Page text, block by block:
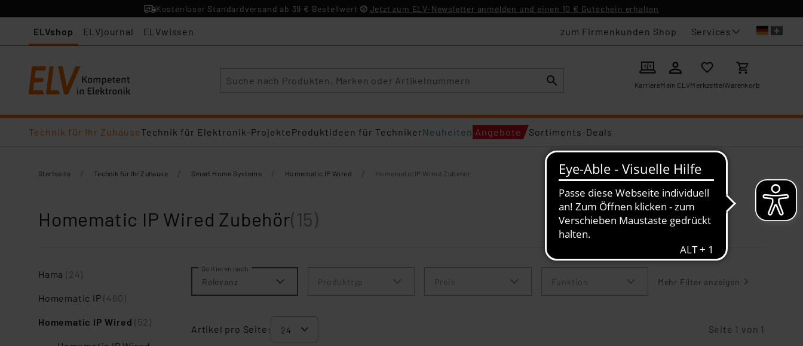
Kostenloser Standardversand ab 39 € Bestellwert Jetzt zum ELV-Newsletter anmelden und einen 10 € Gutschein erhalten
ELVshop ELVjournal ELVwissen zum Firmenkunden Shop Services
KarriereMein ELVMerkzettelWarenkorb
Technik für Ihr ZuhauseTechnik für Elektronik-ProjekteProduktideen für TechnikerNeuheiten Angebote Sortiments-Deals
Startseite / Technik für Ihr Zuhause / Smart Home Systeme / Homematic IP Wired / Homematic IP Wired Zubehör
Homematic IP Wired Zubehör(15)
Hama (24)
Homematic IP(460)
Homematic IP Wired(52)
Sortieren nach
Relevanz Produkttyp Preis Funktion Mehr Filter anzeigen
Artikel pro Seite: Seite 1 von 1